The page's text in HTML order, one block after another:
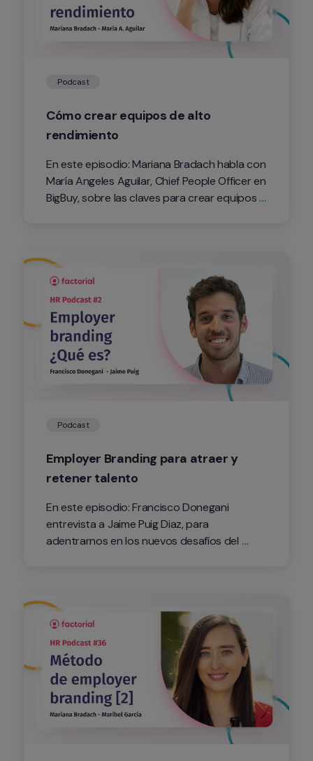
Podcast
Cómo crear equipos de alto
rendimiento
En este episodio: Mariana Bradach habla con
María Angeles Aguilar, Chief People Officer en
BigBuy, sobre las claves para crear equipos
Podcast
Employer Branding para atraer y
retener talento
En este episodio: Francisco Donegani
entrevista a Jaime Puig Diaz, para
adentrarnos en los nuevos desafíos del